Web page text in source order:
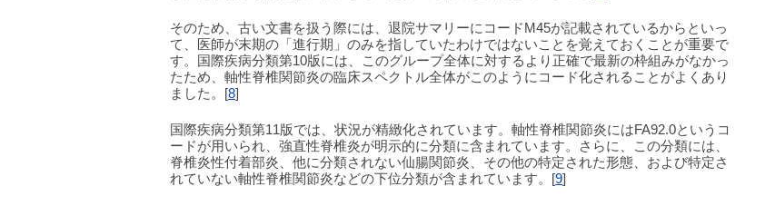
そのため、古い文書を扱う際には、退院サマリーにコードM45が記載されているからといっ
て、医師が末期の「進行期」のみを指していたわけではないことを覚えておくことが重要で
す。国際疾病分類第10版には、このグループ全体に対するより正確で最新の枠組みがなかっ
たため、軸性脊椎関節炎の臨床スペクトル全体がこのようにコード化されることがよくあり
ました。[8]
国際疾病分類第11版では、状況が精緻化されています。軸性脊椎関節炎にはFA92.0というコ
ードが用いられ、強直性脊椎炎が明示的に分類に含まれています。さらに、この分類には、
脊椎炎性付着部炎、他に分類されない仙腸関節炎、その他の特定された形態、および特定さ
れていない軸性脊椎関節炎などの下位分類が含まれています。[9]